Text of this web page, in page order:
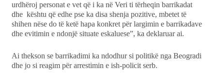
urdhëroj personat e vet që i ka në Veri ti tërheqin barrikadat
dhe kështu që edhe pse ka disa shenja pozitive, mbetet të
shihen nëse do të ketë hapa konkret për largimin e barrikadave
dhe evitimin e ndonjë situate eskaluese”, ka deklaruar ai.
Ai thekson se barrikadimi ka ndodhur si politikë nga Beogradi
dhe jo si reagim për arrestimin e ish-policit serb.